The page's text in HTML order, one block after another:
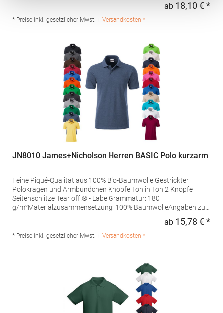
Kingsfordweg 151 1043GR Amsterdam Niederlande E-Mail:
marketing@henbury.com
ab 18,10 € *
* Preise inkl. gesetzlicher Mwst. + Versandkosten *
JN8010 James+Nicholson Herren BASIC Polo kurzarm
Feine Piqué-Qualität aus 100% Bio-Baumwolle Gestrickter
Polokragen und Armbündchen Knöpfe Ton in Ton 2 Knöpfe
Seitenschlitze Tear off!® - LabelGrammatur: 180
g/m²Materialzusammensetzung: 100% BaumwolleAngaben zur
GmbH Vor dem Weißen Stein 25-31 72461 Albstadt Deutschland
E-Mail: info@daiber.de
ab 15,78 € *
* Preise inkl. gesetzlicher Mwst. + Versandkosten *